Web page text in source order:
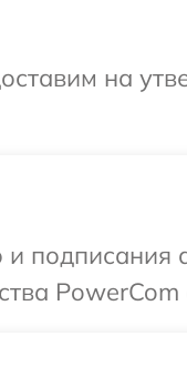
на
и
PowerCom